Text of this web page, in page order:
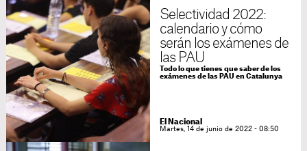
Selectividad 2022:
calendario y cómo
serán los exámenes de
las PAU
Todo lo que tienes que saber de los
exámenes de las PAU en Catalunya
El Nacional
Martes, 14 de junio de 2022 - 08:50